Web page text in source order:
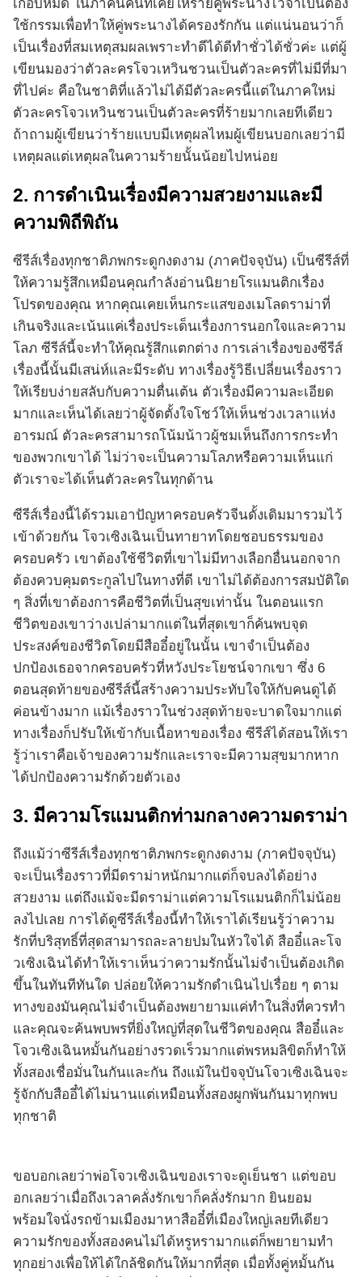
เกือบหมด ในภาคนี้คนที่เคยให้ร้ายคู่พระนางไว้จำเป็นต้อง
ใช้กรรมเพื่อทำให้คู่พระนางได้ครองรักกัน แต่แน่นอนว่าก็
เป็นเรื่องที่สมเหตุสมผลเพราะทำดีได้ดีทำชั่วได้ชั่วค่ะ แต่ผู้
เขียนมองว่าตัวละครโจวเหวินชวนเป็นตัวละครที่ไม่มีที่มา
ที่ไปค่ะ คือในชาติที่แล้วไม่ได้มีตัวละครนี้แต่ในภาคใหม่
ตัวละครโจวเหวินชวนเป็นตัวละครที่ร้ายมากเลยทีเดียว
ถ้าถามผู้เขียนว่าร้ายแบบมีเหตุผลไหมผู้เขียนบอกเลยว่ามี
เหตุผลแต่เหตุผลในความร้ายนั้นน้อยไปหน่อย
2. การดำเนินเรื่องมีความสวยงามและมี
ความพิถีพิถัน
ซีรีส์เรื่องทุกชาติภพกระดูกงดงาม (ภาคปัจจุบัน) เป็นซีรีส์ที่
ให้ความรู้สึกเหมือนคุณกำลังอ่านนิยายโรแมนติกเรื่อง
โปรดของคุณ หากคุณเคยเห็นกระแสของเมโลดราม่าที่
เกินจริงและเน้นแค่เรื่องประเด็นเรื่องการนอกใจและความ
โลภ ซีรีส์นี้จะทำให้คุณรู้สึกแตกต่าง การเล่าเรื่องของซีรีส์
เรื่องนี้นั้นมีเสน่ห์และมีระดับ ทางเรื่องรู้วิธีเปลี่ยนเรื่องราว
ให้เรียบง่ายสลับกับความตื่นเต้น ตัวเรื่องมีความละเอียด
มากและเห็นได้เลยว่าผู้จัดตั้งใจโชว์ให้เห็นช่วงเวลาแห่ง
อารมณ์ ตัวละครสามารถโน้มน้าวผู้ชมเห็นถึงการกระทำ
ของพวกเขาได้ ไม่ว่าจะเป็นความโลภหรือความเห็นแก่
ตัวเราจะได้เห็นตัวละครในทุกด้าน
ซีรีส์เรื่องนี้ได้รวมเอาปัญหาครอบครัวจีนดั้งเดิมมารวมไว้
เข้าด้วยกัน โจวเซิงเฉินเป็นทายาทโดยชอบธรรมของ
ครอบครัว เขาต้องใช้ชีวิตที่เขาไม่มีทางเลือกอื่นนอกจาก
ต้องควบคุมตระกูลไปในทางที่ดี เขาไม่ได้ต้องการสมบัติใด
ๆ สิ่งที่เขาต้องการคือชีวิตที่เป็นสุขเท่านั้น ในตอนแรก
ชีวิตของเขาว่างเปล่ามากแต่ในที่สุดเขาก็ค้นพบจุด
ประสงค์ของชีวิตโดยมีสืออี๋อยู่ในนั้น เขาจำเป็นต้อง
ปกป้องเธอจากครอบครัวที่หวังประโยชน์จากเขา ซึ่ง 6
ตอนสุดท้ายของซีรีส์นี้สร้างความประทับใจให้กับคนดูได้
ค่อนข้างมาก แม้เรื่องราวในช่วงสุดท้ายจะบาดใจมากแต่
ทางเรื่องก็ปรับให้เข้ากับเนื้อหาของเรื่อง ซีรีส์ได้สอนให้เรา
รู้ว่าเราคือเจ้าของความรักและเราจะมีความสุขมากหาก
ได้ปกป้องความรักด้วยตัวเอง
3. มีความโรแมนติกท่ามกลางความดราม่า
ถึงแม้ว่าซีรีส์เรื่องทุกชาติภพกระดูกงดงาม (ภาคปัจจุบัน)
จะเป็นเรื่องราวที่มีดราม่าหนักมากแต่ก็จบลงได้อย่าง
สวยงาม แต่ถึงแม้จะมีดราม่าแต่ความโรแมนติกก็ไม่น้อย
ลงไปเลย การได้ดูซีรีส์เรื่องนี้ทำให้เราได้เรียนรู้ว่าความ
รักที่บริสุทธิ์ที่สุดสามารถละลายปมในหัวใจได้ สืออี๋และโจ
วเซิงเฉินได้ทำให้เราเห็นว่าความรักนั้นไม่จำเป็นต้องเกิด
ขึ้นในทันทีทันใด ปล่อยให้ความรักดำเนินไปเรื่อย ๆ ตาม
ทางของมันคุณไม่จำเป็นต้องพยายามแค่ทำในสิ่งที่ควรทำ
และคุณจะค้นพบพรที่ยิ่งใหญ่ที่สุดในชีวิตของคุณ สืออี๋และ
โจวเซิงเฉินหมั้นกันอย่างรวดเร็วมากแต่พรหมลิขิตก็ทำให้
ทั้งสองเชื่อมั่นในกันและกัน ถึงแม้ในปัจจุบันโจวเซิงเฉินจะ
รู้จักกับสืออี๋ได้ไม่นานแต่เหมือนทั้งสองผูกพันกันมาทุกพบ
ทุกชาติ
ขอบอกเลยว่าพ่อโจวเซิงเฉินของเราจะดูเย็นชา แต่ขอบ
อกเลยว่าเมื่อถึงเวลาคลั่งรักเขาก็คลั่งรักมาก ยินยอม
พร้อมใจนั่งรถข้ามเมืองมาหาสืออี๋ที่เมืองใหญ่เลยทีเดียว
ความรักของทั้งสองคนไม่ได้หรูหรามากแต่ก็พยายามทำ
ทุกอย่างเพื่อให้ได้ใกล้ชิดกันให้มากที่สุด เมื่อทั้งคู่หมั้นกัน